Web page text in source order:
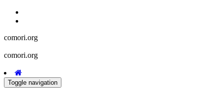
comori.org
comori.org
Toggle navigation